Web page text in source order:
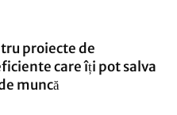
proiecte de
care îți pot salva
muncă